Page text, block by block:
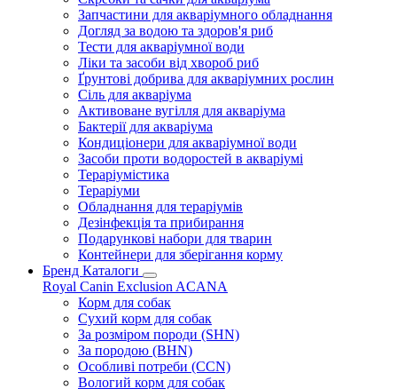
Запчастини для акваріумного обладнання
Догляд за водою та здоров'я риб
Тести для акваріумної води
Ліки та засоби від хвороб риб
Ґрунтові добрива для акваріумних рослин
Сіль для акваріума
Активоване вугілля для акваріума
Бактерії для акваріума
Кондиціонери для акваріумної води
Засоби проти водоростей в акваріумі
Тераріумістика
Тераріуми
Обладнання для тераріумів
Дезінфекція та прибирання
Подарункові набори для тварин
Контейнери для зберігання корму
Бренд Каталоги
Royal Canin Exclusion ACANA
Корм для собак
Сухий корм для собак
За розміром породи (SHN)
За породою (BHN)
Особливі потреби (CCN)
Вологий корм для собак